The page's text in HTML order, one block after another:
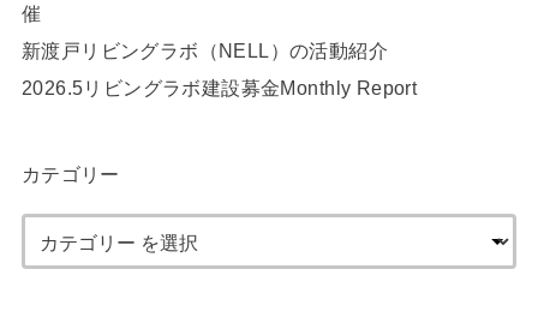
催
新渡戸リビングラボ（NELL）の活動紹介
2026.5リビングラボ建設募金Monthly Report
カテゴリー